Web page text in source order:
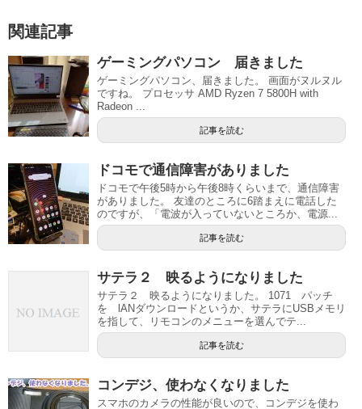
関連記事
ゲーミングパソコン 届きました
ゲーミングパソコン、届きました。 画面がヌルヌル
ですね。 プロセッサ AMD Ryzen 7 5800H with
Radeon ...
記事を読む
ドコモで通信障害がありました
ドコモで午後5時から午後8時くらいまで、通信障害
がありました。 友達のところに6踏まえに電話した
のですが、「電波が入っていないところか、電源...
記事を読む
サテラ２ 映るようになりました
サテラ２ 映るようになりました。 1071 パッチ
を lANダウンロードというか、サテラにUSBメモリ
を指して、リモコンのメニューを選んでテ...
記事を読む
コンデジ、使わなくなりました
スマホのカメラの性能が良いので、コンデジを使わ